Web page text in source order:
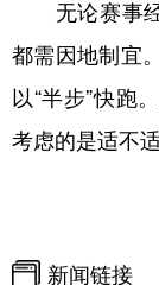
无论赛事经
都需因地制宜
以“半步”快跑
考虑的是适不
新闻链接